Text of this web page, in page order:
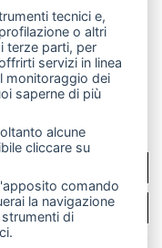
RSS
tecnici e,
o altri
terze parti, per
servizi in linea
monitoraggio dei
saperne di più
alcune
cliccare su
comando
la navigazione
di